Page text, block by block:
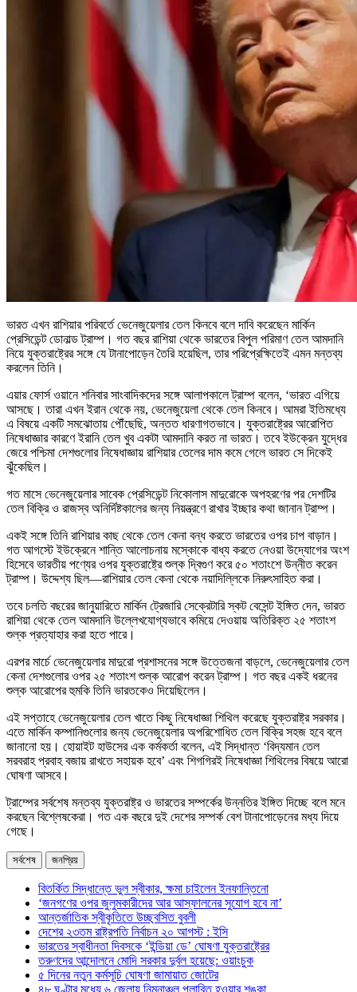
ভারত এখন রাশিয়ার পরিবর্তে ভেনেজুয়েলার তেল কিনবে বলে দাবি করেছেন মার্কিন
প্রেসিডেন্ট ডোনাল্ড ট্রাম্প। গত বছর রাশিয়া থেকে ভারতের বিপুল পরিমাণ তেল আমদানি
নিয়ে যুক্তরাষ্ট্রের সঙ্গে যে টানাপোড়েন তৈরি হয়েছিল, তার পরিপ্রেক্ষিতেই এমন মন্তব্য
করলেন তিনি।
এয়ার ফোর্স ওয়ানে শনিবার সাংবাদিকদের সঙ্গে আলাপকালে ট্রাম্প বলেন, ‘ভারত এগিয়ে
আসছে। তারা এখন ইরান থেকে নয়, ভেনেজুয়েলা থেকে তেল কিনবে। আমরা ইতিমধ্যে
এ বিষয়ে একটি সমঝোতায় পৌঁছেছি, অন্তত ধারণাগতভাবে। যুক্তরাষ্ট্রের আরোপিত
নিষেধাজ্ঞার কারণে ইরানি তেল খুব একটা আমদানি করত না ভারত। তবে ইউক্রেন যুদ্ধের
জেরে পশ্চিমা দেশগুলোর নিষেধাজ্ঞায় রাশিয়ার তেলের দাম কমে গেলে ভারত সে দিকেই
ঝুঁকেছিল।
গত মাসে ভেনেজুয়েলার সাবেক প্রেসিডেন্ট নিকোলাস মাদুরোকে অপহরণের পর দেশটির
তেল বিক্রি ও রাজস্ব অনির্দিষ্টকালের জন্য নিয়ন্ত্রণে রাখার ইচ্ছার কথা জানান ট্রাম্প।
একই সঙ্গে তিনি রাশিয়ার কাছ থেকে তেল কেনা বন্ধ করতে ভারতের ওপর চাপ বাড়ান।
গত আগস্টে ইউক্রেনে শান্তি আলোচনায় মস্কোকে বাধ্য করতে নেওয়া উদ্যোগের অংশ
হিসেবে ভারতীয় পণ্যের ওপর যুক্তরাষ্ট্রে শুল্ক দ্বিগুণ করে ৫০ শতাংশে উন্নীত করেন
ট্রাম্প। উদ্দেশ্য ছিল—রাশিয়ার তেল কেনা থেকে নয়াদিল্লিকে নিরুৎসাহিত করা।
তবে চলতি বছরের জানুয়ারিতে মার্কিন ট্রেজারি সেক্রেটারি স্কট বেসেন্ট ইঙ্গিত দেন, ভারত
রাশিয়া থেকে তেল আমদানি উল্লেখযোগ্যভাবে কমিয়ে দেওয়ায় অতিরিক্ত ২৫ শতাংশ
শুল্ক প্রত্যাহার করা হতে পারে।
এরপর মার্চে ভেনেজুয়েলার মাদুরো প্রশাসনের সঙ্গে উত্তেজনা বাড়লে, ভেনেজুয়েলার তেল
কেনা দেশগুলোর ওপর ২৫ শতাংশ শুল্ক আরোপ করেন ট্রাম্প। গত বছর একই ধরনের
শুল্ক আরোপের হুমকি তিনি ভারতকেও দিয়েছিলেন।
এই সপ্তাহে ভেনেজুয়েলার তেল খাতে কিছু নিষেধাজ্ঞা শিথিল করেছে যুক্তরাষ্ট্র সরকার।
এতে মার্কিন কম্পানিগুলোর জন্য ভেনেজুয়েলার অপরিশোধিত তেল বিক্রি সহজ হবে বলে
জানানো হয়। হোয়াইট হাউসের এক কর্মকর্তা বলেন, এই সিদ্ধান্ত ‘বিদ্যমান তেল
সরবরাহ প্রবাহ বজায় রাখতে সহায়ক হবে’ এবং শিগগিরই নিষেধাজ্ঞা শিথিলের বিষয়ে আরো
ঘোষণা আসবে।
ট্রাম্পের সর্বশেষ মন্তব্য যুক্তরাষ্ট্র ও ভারতের সম্পর্কের উন্নতির ইঙ্গিত দিচ্ছে বলে মনে
করছেন বিশ্লেষকেরা। গত এক বছরে দুই দেশের সম্পর্ক বেশ টানাপোড়েনের মধ্য দিয়ে
গেছে।
সর্বশেষ জনপ্রিয়
বিতর্কিত সিদ্ধান্তে ভুল স্বীকার, ক্ষমা চাইলেন ইনফান্তিনো
‘জনগণের ওপর জুলুমকারীদের আর আস্ফালনের সুযোগ হবে না’
আন্তর্জাতিক স্বীকৃতিতে উচ্ছ্বসিত বুবলী
দেশের ২৩তম রাষ্ট্রপতি নির্বাচন ২০ আগস্ট : ইসি
ভারতের স্বাধীনতা দিবসকে ‘ইন্ডিয়া ডে’ ঘোষণা যুক্তরাষ্ট্রের
তরুণদের আন্দোলনে মোদি সরকার দুর্বল হয়েছে: ওয়াংচুক
৫ দিনের নতুন কর্মসূচি ঘোষণা জামায়াত জোটের
৪৮ ঘণ্টার মধ্যে ৬ জেলায় নিম্নাঞ্চল প্লাবিত হওয়ার শঙ্কা